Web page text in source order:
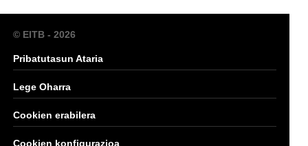
© EITB - 2026
Pribatutasun Ataria
Lege Oharra
Cookien erabilera
Cookien konfigurazioa